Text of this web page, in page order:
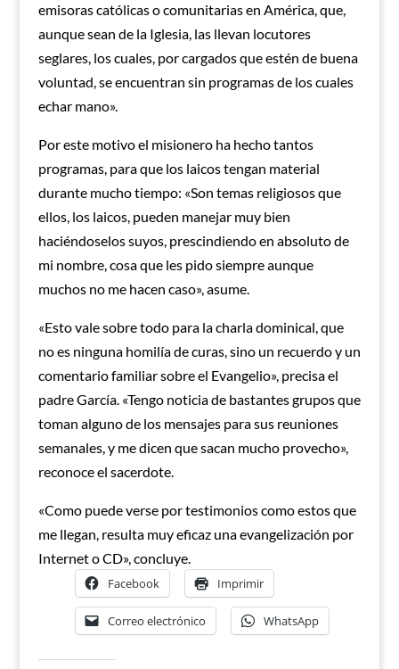
emisoras católicas o comunitarias en América, que,
aunque sean de la Iglesia, las llevan locutores
seglares, los cuales, por cargados que estén de buena
voluntad, se encuentran sin programas de los cuales
echar mano».
Por este motivo el misionero ha hecho tantos
programas, para que los laicos tengan material
durante mucho tiempo: «Son temas religiosos que
ellos, los laicos, pueden manejar muy bien
haciéndoselos suyos, prescindiendo en absoluto de
mi nombre, cosa que les pido siempre aunque
muchos no me hacen caso», asume.
«Esto vale sobre todo para la charla dominical, que
no es ninguna homilía de curas, sino un recuerdo y un
comentario familiar sobre el Evangelio», precisa el
padre García. «Tengo noticia de bastantes grupos que
toman alguno de los mensajes para sus reuniones
semanales, y me dicen que sacan mucho provecho»,
reconoce el sacerdote.
«Como puede verse por testimonios como estos que
me llegan, resulta muy eficaz una evangelización por
Internet o CD», concluye.
Facebook Imprimir
Correo electrónico WhatsApp